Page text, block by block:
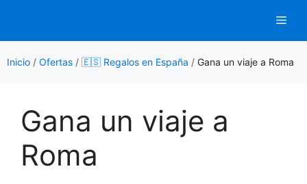
contenido
Inicio / Ofertas / 🇪🇸 Regalos en España / Gana un viaje a Roma
Gana un viaje a
Roma